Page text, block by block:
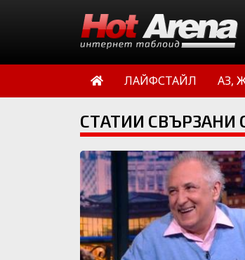
ЛАЙФСТАЙЛ АЗ,
СТАТИИ СВЪРЗАНИ